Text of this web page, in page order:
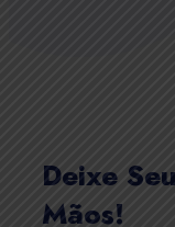
Deixe
Mãos!